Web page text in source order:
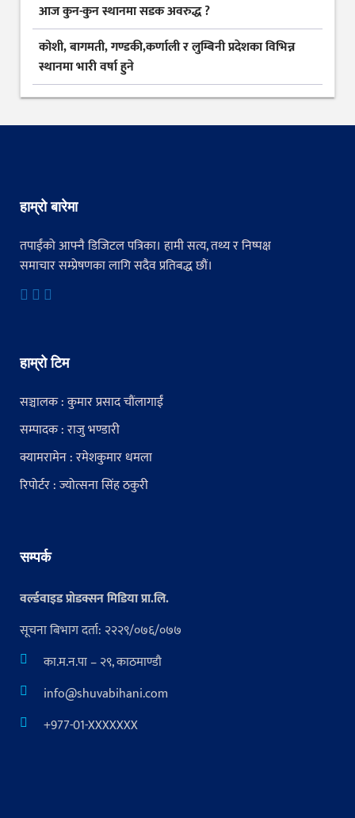
आज कुन-कुन स्थानमा सडक अवरुद्ध ?
कोशी, बागमती, गण्डकी,कर्णाली र लुम्बिनी प्रदेशका विभिन्न
स्थानमा भारी वर्षा हुने
हाम्रो बारेमा
तपाईंको आफ्नै डिजिटल पत्रिका। हामी सत्य, तथ्य र निष्पक्ष
समाचार सम्प्रेषणका लागि सदैव प्रतिबद्ध छौं।
हाम्रो टिम
सञ्चालक : कुमार प्रसाद चौंलागाईं
सम्पादक : राजु भण्डारी
क्यामरामेन : रमेशकुमार धमला
रिपोर्टर : ज्योत्सना सिंह ठकुरी
सम्पर्क
वर्ल्डवाइड प्रोडक्सन मिडिया प्रा.लि.
सूचना बिभाग दर्ता: २२२९/०७६/०७७
का.म.न.पा – २९, काठमाण्डौ
info@shuvabihani.com
+977-01-XXXXXXX